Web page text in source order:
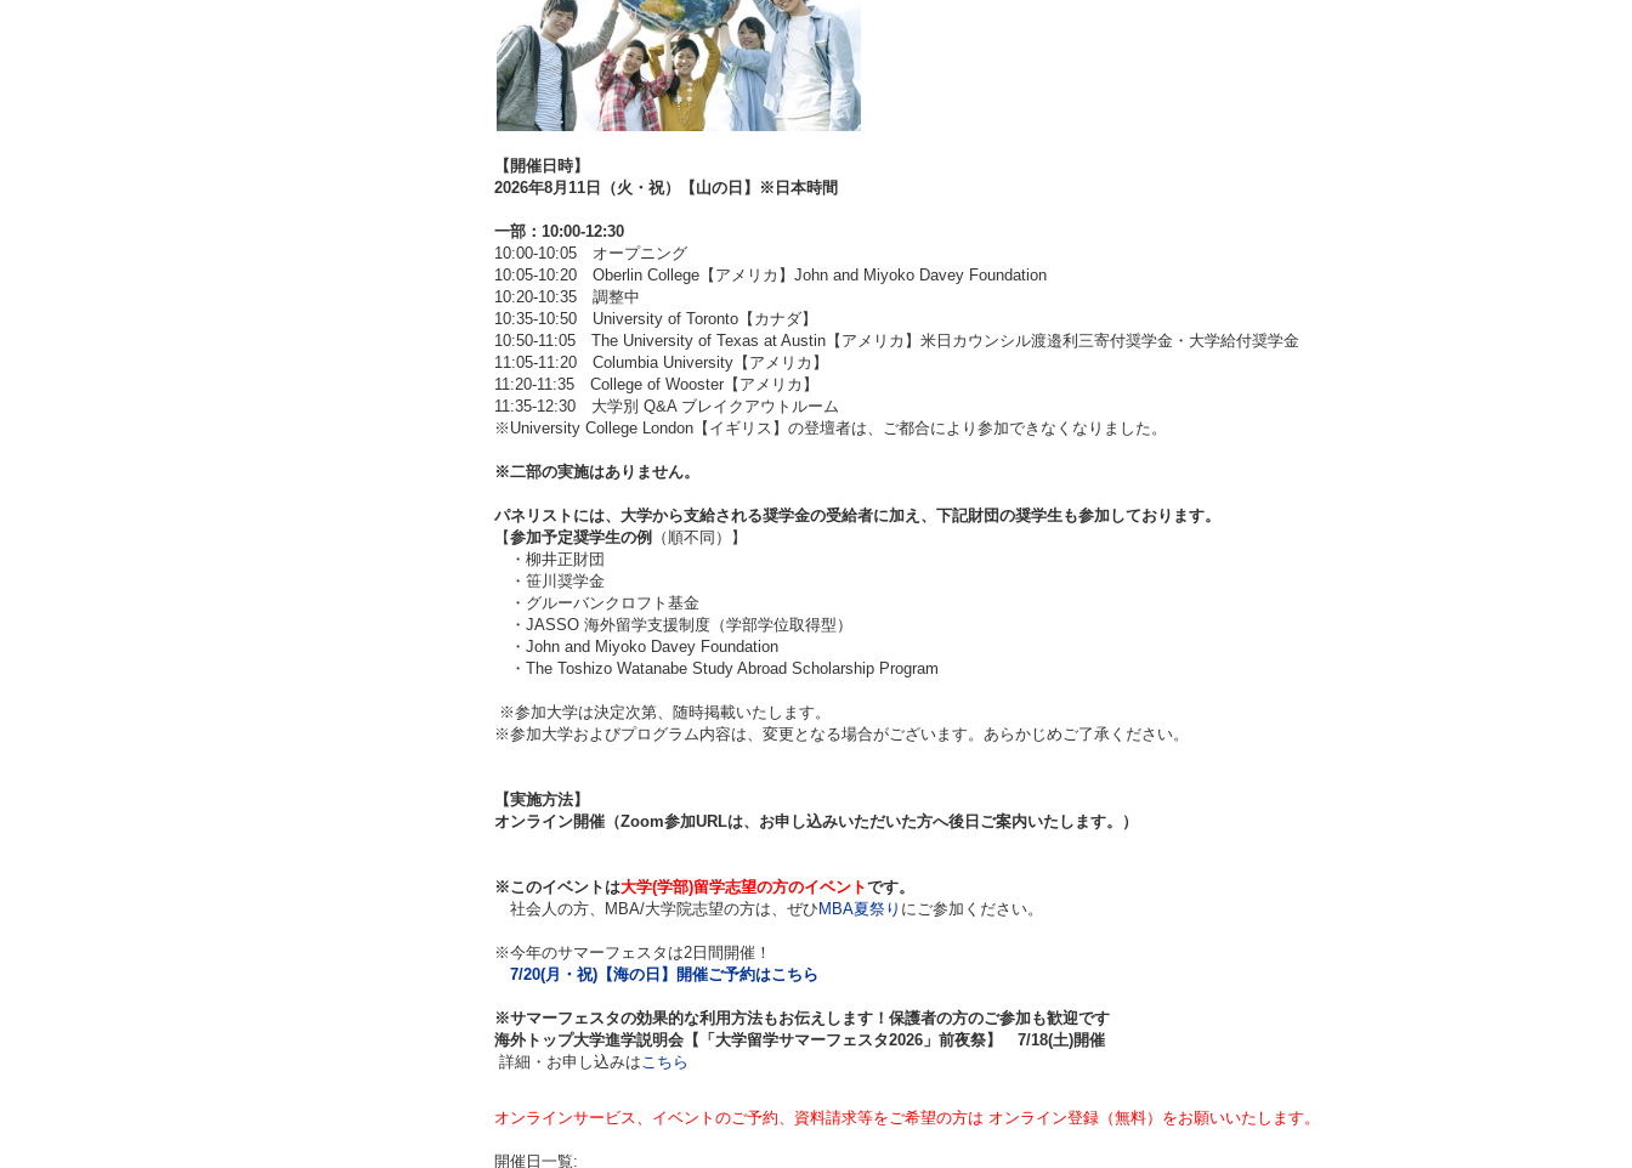
【開催日時】
2026年8月11日（火・祝）【山の日】※日本時間
一部：10:00-12:30
10:00-10:05 オープニング
10:05-10:20 Oberlin College【アメリカ】John and Miyoko Davey Foundation
10:20-10:35 調整中
10:35-10:50 University of Toronto【カナダ】
10:50-11:05 The University of Texas at Austin【アメリカ】米日カウンシル渡邉利三寄付奨学金・大学給付奨学金
11:05-11:20 Columbia University【アメリカ】
11:20-11:35 College of Wooster【アメリカ】
11:35-12:30 大学別 Q&A ブレイクアウトルーム
※University College London【イギリス】の登壇者は、ご都合により参加できなくなりました。
※二部の実施はありません。
パネリストには、大学から支給される奨学金の受給者に加え、下記財団の奨学生も参加しております。
【参加予定奨学生の例
（順不同）】
・柳井正財団
・笹川奨学金
・グルーバンクロフト基金
・JASSO 海外留学支援制度（学部学位取得型）
・John and Miyoko Davey Foundation
・The Toshizo Watanabe​ Study Abroad Scholarship Program
※参加大学は決定次第、随時掲載いたします。
※参加大学およびプログラム内容は、変更となる場合がございます。あらかじめご了承ください。
【実施方法】
オンライン開催（Zoom参加URLは、お申し込みいただいた方へ後日ご案内いたします。）
※このイベントは大学(学部)留学志望の方のイベントです。
社会人の方、MBA/大学院志望の方は、ぜひ MBA夏祭り にご参加ください。
※今年のサマーフェスタは2日間開催！
7/20(月・祝)【海の日】開催ご予約はこちら
※サマーフェスタの効果的な利用方法もお伝えします！保護者の方のご参加も歓迎です
海外トップ大学進学説明会【「 大学留学サマーフェスタ2026 」 前夜祭】 7/18(土)開催
詳細・お申し込みはこちら
オンラインサービス、イベントのご予約、資料請求等をご希望の方は オンライン登録（無料）をお願いいたします。
開催日一覧: